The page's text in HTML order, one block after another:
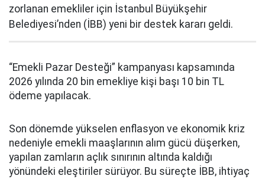
zorlanan emekliler için İstanbul Büyükşehir
Belediyesi’nden (İBB) yeni bir destek kararı geldi.
“Emekli Pazar Desteği” kampanyası kapsamında
2026 yılında 20 bin emekliye kişi başı 10 bin TL
ödeme yapılacak.
Son dönemde yükselen enflasyon ve ekonomik kriz
nedeniyle emekli maaşlarının alım gücü düşerken,
yapılan zamların açlık sınırının altında kaldığı
yönündeki eleştiriler sürüyor. Bu süreçte İBB, ihtiyaç